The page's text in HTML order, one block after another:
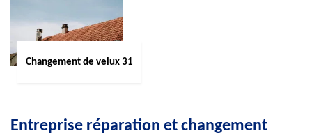
Changement de velux 31
Entreprise réparation et changement